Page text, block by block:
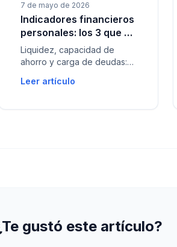
7 de mayo de 2026
Indicadores financieros
personales: los 3 que sí
importan en casa
Liquidez, capacidad de
ahorro y carga de deudas:
orden actuar si estás justo
Leer artículo
gustó este artículo?